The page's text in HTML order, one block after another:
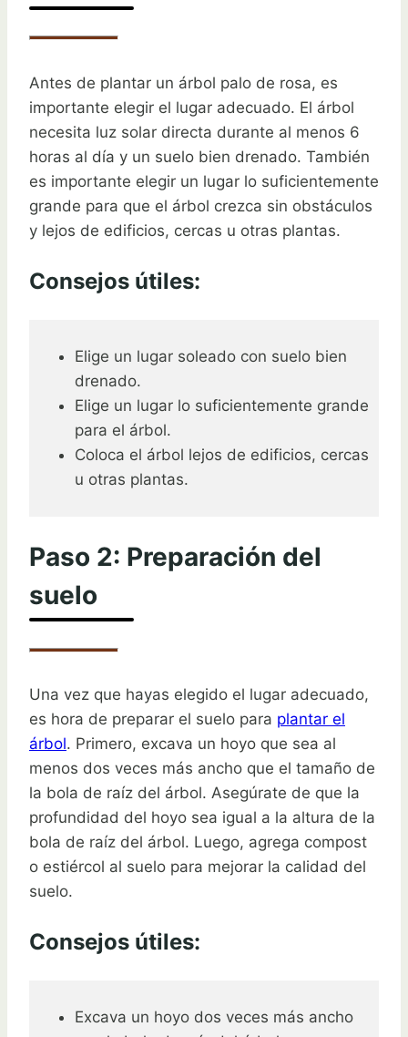
Antes de plantar un árbol palo de rosa, es
importante elegir el lugar adecuado. El árbol
necesita luz solar directa durante al menos 6
horas al día y un suelo bien drenado. También
es importante elegir un lugar lo suficientemente
grande para que el árbol crezca sin obstáculos
y lejos de edificios, cercas u otras plantas.
Consejos útiles:
Elige un lugar soleado con suelo bien
drenado.
Elige un lugar lo suficientemente grande
para el árbol.
Coloca el árbol lejos de edificios, cercas
u otras plantas.
Paso 2: Preparación del
suelo
Una vez que hayas elegido el lugar adecuado,
es hora de preparar el suelo para plantar el
árbol. Primero, excava un hoyo que sea al
menos dos veces más ancho que el tamaño de
la bola de raíz del árbol. Asegúrate de que la
profundidad del hoyo sea igual a la altura de la
bola de raíz del árbol. Luego, agrega compost
o estiércol al suelo para mejorar la calidad del
suelo.
Consejos útiles:
Excava un hoyo dos veces más ancho